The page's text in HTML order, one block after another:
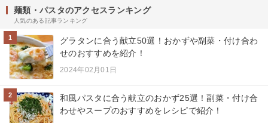
麺類・パスタのアクセスランキング
人気のある記事ランキング
1
グラタンに合う献立50選！おかずや副菜・付け合わ
せのおすすめを紹介！
2024年02月01日
2
和風パスタに合う献立のおかず25選！副菜・付け合
わせやスープのおすすめをレシピで紹介！